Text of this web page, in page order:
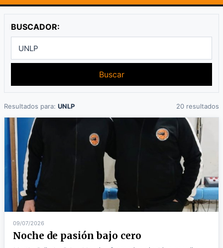
BUSCADOR:
Buscar
Resultados para: UNLP 20 resultados
09/07/2026
Noche de pasión bajo cero